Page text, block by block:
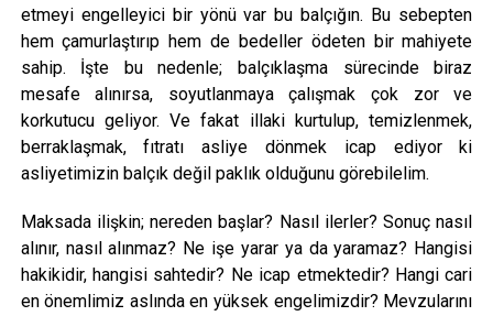
etmeyi engelleyici bir yönü var bu balçığın. Bu sebepten
hem çamurlaştırıp hem de bedeller ödeten bir mahiyete
sahip. İşte bu nedenle; balçıklaşma sürecinde biraz
mesafe alınırsa, soyutlanmaya çalışmak çok zor ve
korkutucu geliyor. Ve fakat illaki kurtulup, temizlenmek,
berraklaşmak, fıtratı asliye dönmek icap ediyor ki
asliyetimizin balçık değil paklık olduğunu görebilelim.
Maksada ilişkin; nereden başlar? Nasıl ilerler? Sonuç nasıl
alınır, nasıl alınmaz? Ne işe yarar ya da yaramaz? Hangisi
hakikidir, hangisi sahtedir? Ne icap etmektedir? Hangi cari
en önemlimiz aslında en yüksek engelimizdir? Mevzularını